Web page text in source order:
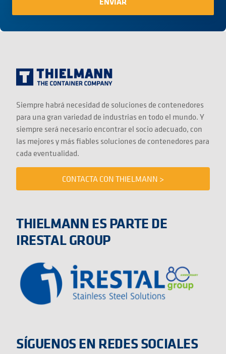
Siempre habrá necesidad de soluciones de contenedores
para una gran variedad de industrias en todo el mundo. Y
siempre será necesario encontrar el socio adecuado, con
las mejores y más fiables soluciones de contenedores para
cada eventualidad.
CONTACTA CON THIELMANN >
THIELMANN ES PARTE DE
IRESTAL GROUP
SÍGUENOS EN REDES SOCIALES